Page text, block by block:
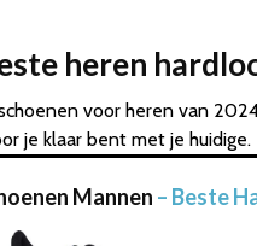
heren
voor heren van
je klaar bent met je huidige.
Mannen – Beste